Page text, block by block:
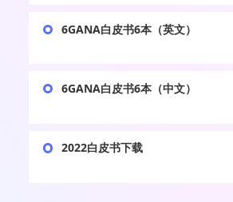
6GANA白皮书6本（英文）
6GANA白皮书6本（中文）
2022白皮书下载